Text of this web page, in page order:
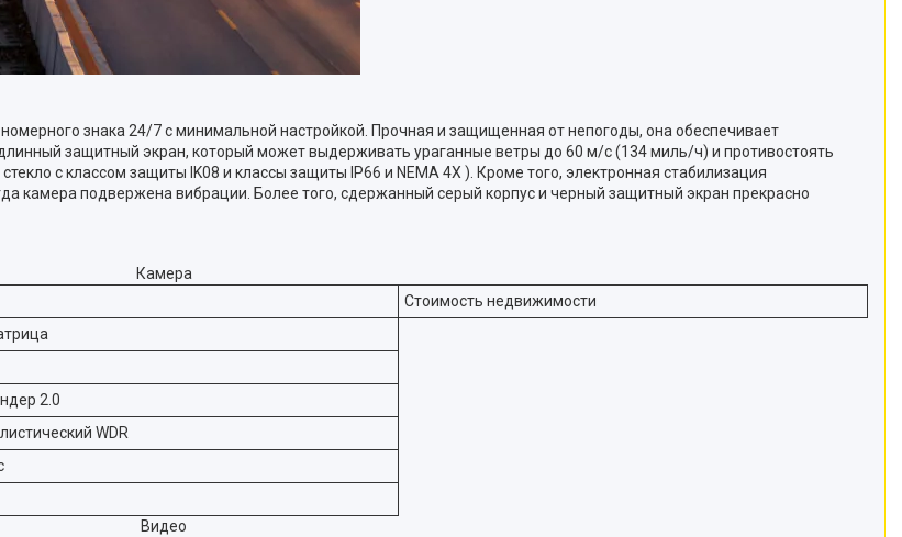
знака 24/7 с минимальной настройкой. Прочная и защищенная от непогоды, она обеспечивает
защитный экран, который может выдерживать ураганные ветры до 60 м/с (134 миль/ч) и противостоять
с классом защиты IK08 и классы защиты IP66 и NEMA 4X ). Кроме того, электронная стабилизация
камера подвержена вибрации. Более того, сдержанный серый корпус и черный защитный экран прекрасно
Камера
Стоимость недвижимости
2.0
WDR
Видео